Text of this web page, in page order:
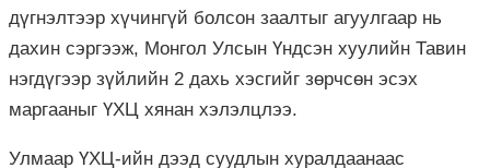
дүгнэлтээр хүчингүй болсон заалтыг агуулгаар нь
дахин сэргээж, Монгол Улсын Үндсэн хуулийн Тавин
нэгдүгээр зүйлийн 2 дахь хэсгийг зөрчсөн эсэх
маргааныг ҮХЦ хянан хэлэлцлээ.
Улмаар ҮХЦ-ийн дээд суудлын хуралдаанаас